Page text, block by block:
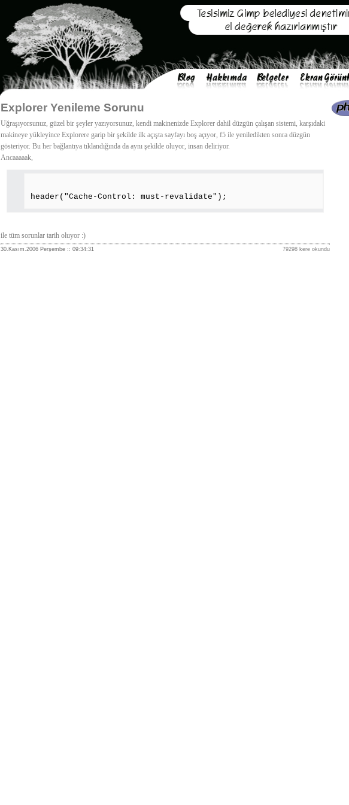
Explorer Yenileme Sorunu
Uğraşıyorsunuz, güzel bir şeyler yazıyorsunuz, kendi makinenizde Explorer dahil düzgün çalışan sistemi, karşıdaki
makineye yükleyince Explorere garip bir şekilde ilk açışta sayfayı boş açıyor, f5 ile yeniledikten sonra düzgün
gösteriyor. Bu her bağlantıya tıklandığında da aynı şekilde oluyor, insan deliriyor.
Ancaaaaak,
header("Cache-Control: must-revalidate");
ile tüm sorunlar tarih oluyor :)
30.Kasım.2006 Perşembe :: 09:34:31 79298 kere okundu